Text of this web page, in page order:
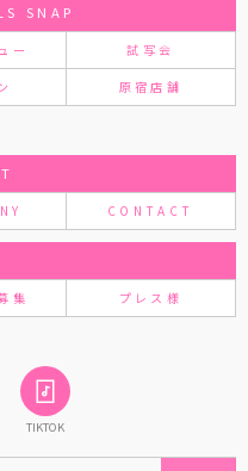
SNAP
ー 試写会
原宿店舗
CONTACT
集 プレス様
TIKTOK